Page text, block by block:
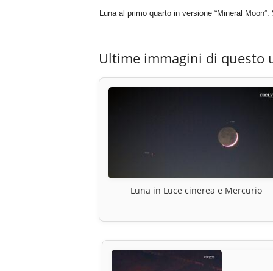
Luna al primo quarto in versione “Mineral
Ultime immagini di questo
Luna in Luce cinerea e Mercurio